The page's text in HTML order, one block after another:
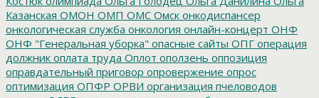
Казанская ОМОН ОМП ОМС Омск онкодиспансер
онкологическая служба онкология онлайн-концерт ОНФ
ОНФ "Генеральная уборка" опасные сайты ОПГ операция
должник оплата труда Оплот оползень оппозиция
оправдательный приговор опровержение опрос
оптимизация ОПФР ОРВИ организация пчеловодов